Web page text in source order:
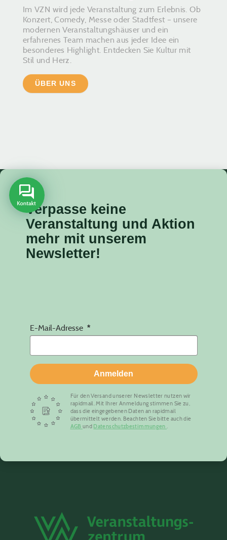
Im VZN wird jede Veranstaltung zum Erlebnis. Ob
Konzert, Comedy, Messe oder Stadtfest – unsere
modernen Veranstaltungshäuser und ein
erfahrenes Team machen aus jeder Idee ein
besonderes Highlight. Entdecken Sie Kultur mit
Stil und Herz.
ÜBER UNS
Verpasse keine
Veranstaltung und Aktion
mehr mit unserem
Newsletter!
E-Mail-Adresse
Anmelden
Für den Versand unserer Newsletter nutzen wir
rapidmail. Mit Ihrer Anmeldung stimmen Sie zu,
dass die eingegebenen Daten an rapidmail
übermittelt werden. Beachten Sie bitte auch die
AGB und Datenschutzbestimmungen.